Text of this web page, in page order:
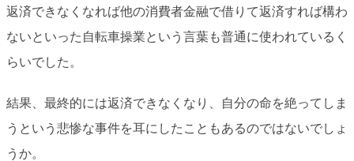
返済できなくなれば他の消費者金融で借りて返済すれば構わ
ないといった自転車操業という言葉も普通に使われているく
らいでした。
結果、最終的には返済できなくなり、自分の命を絶ってしま
うという悲惨な事件を耳にしたこともあるのではないでしょ
うか。